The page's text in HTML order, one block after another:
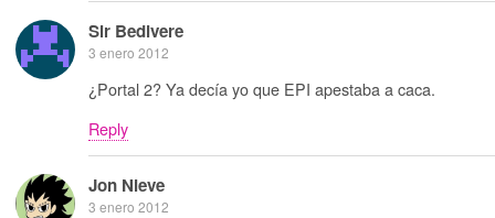
Sir Bedivere
3 enero 2012
¿Portal 2? Ya decía yo que EPI apestaba a caca.
Reply
Jon Nieve
3 enero 2012